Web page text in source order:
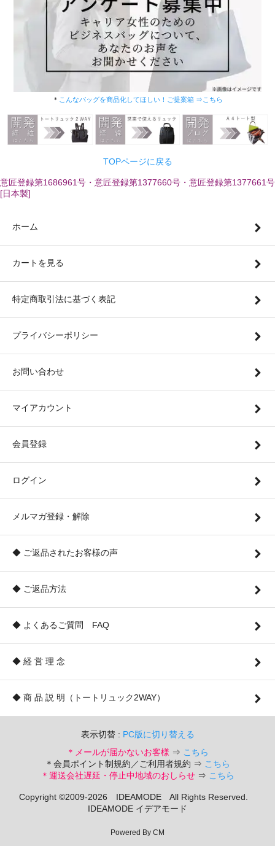
＊ こんなバッグを商品化してほしい！ご提案箱 ⇒こちら
TOPページに戻る
意匠登録第1686961号・意匠登録第1377660号・意匠登録第1377661号
[日本製]
ホーム
カートを見る
特定商取引法に基づく表記
プライバシーポリシー
お問い合わせ
マイアカウント
会員登録
ログイン
メルマガ登録・解除
◆ ご返品されたお客様の声
◆ ご返品方法
◆ よくあるご質問 FAQ
◆ 経 営 理 念
◆ 商 品 説 明（トートリュック2WAY）
表示切替 : PC版に切り替える
＊メールが届かないお客様 ⇒ こちら
＊会員ポイント制規約／ご利用者規約 ⇒ こちら
＊運送会社遅延・停止中地域のおしらせ ⇒ こちら
Copyright ©2009-2026 IDEAMODE All Rights Reserved.
IDEAMODE イデアモード
Powered By CM